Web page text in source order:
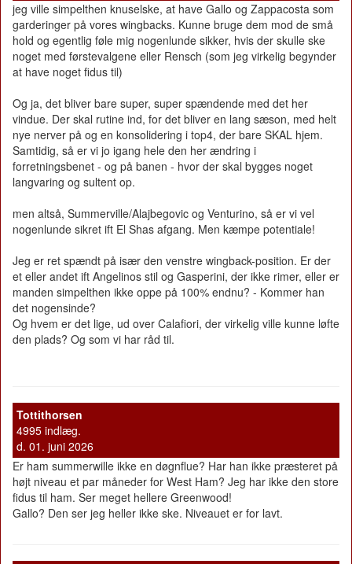
jeg ville simpelthen knuselske, at have Gallo og Zappacosta som
garderinger på vores wingbacks. Kunne bruge dem mod de små
hold og egentlig føle mig nogenlunde sikker, hvis der skulle ske
noget med førstevalgene eller Rensch (som jeg virkelig begynder
at have noget fidus til)
Og ja, det bliver bare super, super spændende med det her
vindue. Der skal rutine ind, for det bliver en lang sæson, med helt
nye nerver på og en konsolidering i top4, der bare SKAL hjem.
Samtidig, så er vi jo igang hele den her ændring i
forretningsbenet - og på banen - hvor der skal bygges noget
langvaring og sultent op.
men altså, Summerville/Alajbegovic og Venturino, så er vi vel
nogenlunde sikret ift El Shas afgang. Men kæmpe potentiale!
Jeg er ret spændt på især den venstre wingback-position. Er der
et eller andet ift Angelinos stil og Gasperini, der ikke rimer, eller er
manden simpelthen ikke oppe på 100% endnu? - Kommer han
det nogensinde?
Og hvem er det lige, ud over Calafiori, der virkelig ville kunne løfte
den plads? Og som vi har råd til.
Tottithorsen
4995 indlæg.
d. 01. juni 2026
Er ham summerwille ikke en døgnflue? Har han ikke præsteret på
højt niveau et par måneder for West Ham? Jeg har ikke den store
fidus til ham. Ser meget hellere Greenwood!
Gallo? Den ser jeg heller ikke ske. Niveauet er for lavt.